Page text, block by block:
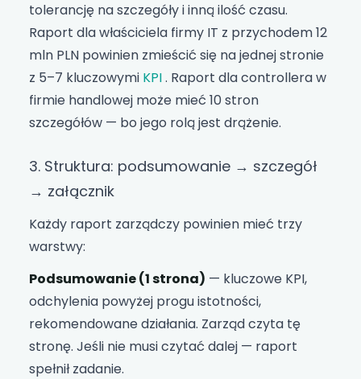
tolerancję na szczegóły i inną ilość czasu.
Raport dla właściciela firmy IT z przychodem 12
mln PLN powinien zmieścić się na jednej stronie
z 5–7 kluczowymi KPI. Raport dla controllera w
firmie handlowej może mieć 10 stron
szczegółów — bo jego rolą jest drążenie.
3. Struktura: podsumowanie → szczegół
→ załącznik
Każdy raport zarządczy powinien mieć trzy
warstwy:
Podsumowanie (1 strona) — kluczowe KPI,
odchylenia powyżej progu istotności,
rekomendowane działania. Zarząd czyta tę
stronę. Jeśli nie musi czytać dalej — raport
spełnił zadanie.